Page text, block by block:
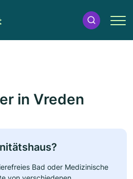
in Vreden
Bad oder Medizinische